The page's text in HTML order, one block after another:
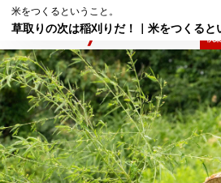
米をつくるということ。
草取りの次は稲刈りだ！｜米をつくる